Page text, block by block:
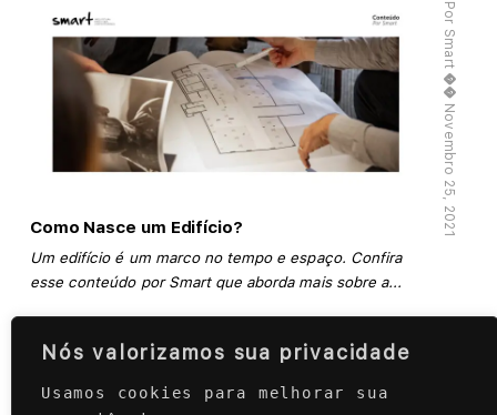
Nós valorizamos sua privacidade
Usamos cookies para melhorar sua
Por Smart
�� Novembro 25, 2021
Como Nasce um Edifício?
Um edifício é um marco no tempo e espaço. Confira
esse conteúdo por Smart que aborda mais sobre a...